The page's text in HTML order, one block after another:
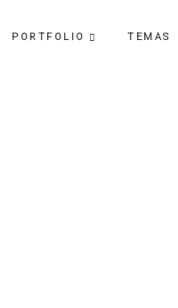
PORTFOLIO TEMAS